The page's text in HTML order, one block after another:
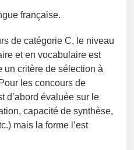
française.
de catégorie C, le niveau
et en vocabulaire est
un critère de sélection à
les concours de
d’abord évaluée sur le
capacité de synthèse,
mais la forme l’est